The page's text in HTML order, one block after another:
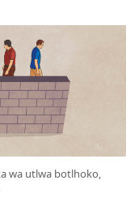
wa utlwa botlhoko,